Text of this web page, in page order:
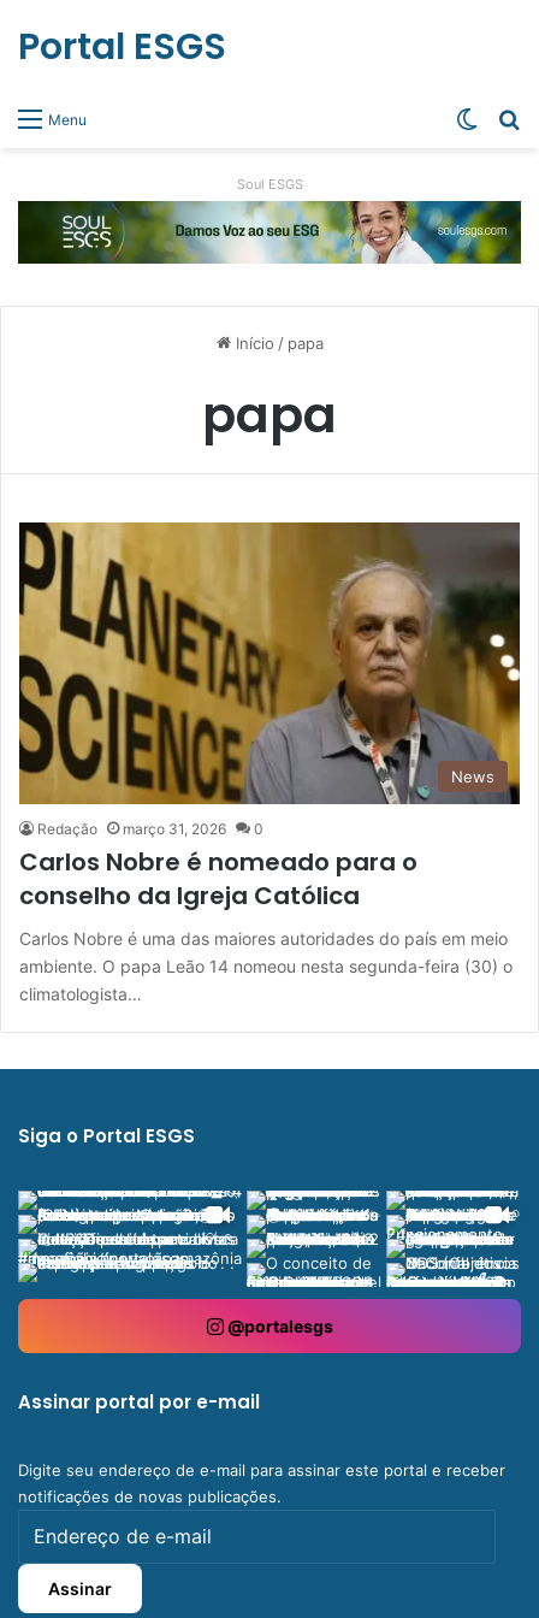
Menu
Portal ESGS
Soul ESGS
Início / papa
papa
News
Redação março 31, 2026 0
Carlos Nobre é nomeado para o
conselho da Igreja Católica
Carlos Nobre é uma das maiores autoridades do país em meio
ambiente. O papa Leão 14 nomeou nesta segunda-feira (30) o
climatologista…
Siga o Portal ESGS
@portalesgs
Assinar portal por e-mail
Digite seu endereço de e-mail para assinar este portal e receber
notificações de novas publicações.
de
e-
mail
Assinar